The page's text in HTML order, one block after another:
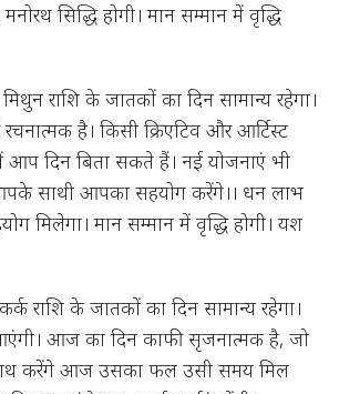
सिद्धि होगी। मान सम्मान में वृद्धि
राशि के जातकों का दिन सामान्य रहेगा।
है। किसी क्रिएटिव और आर्टिस्ट
आप दिन बिता सकते हैं। नई योजनाएं भी
साथी आपका सहयोग करेंगे।। धन लाभ
मिलेगा। मान सम्मान में वृद्धि होगी। यश
राशि के जातकों का दिन सामान्य रहेगा।
आज का दिन काफी सृजनात्मक है, जो
करेंगे आज उसका फल उसी समय मिल